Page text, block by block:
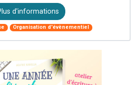
d'informations
Organisation d'évènementiel